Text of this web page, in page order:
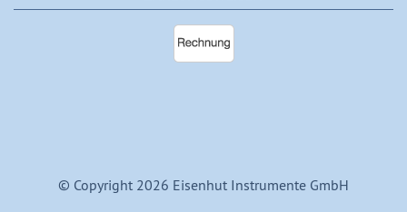
© Copyright 2026 Eisenhut Instrumente GmbH